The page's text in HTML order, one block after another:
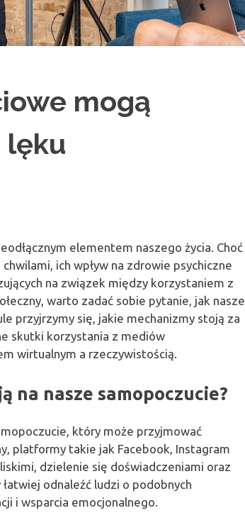
mogą
lęku
elementem naszego życia. Choć
ich wpływ na zdrowie psychiczne
na związek między korzystaniem z
warto zadać sobie pytanie, jak nasze
przyjrzymy się, jakie mechanizmy stoją za
skutki korzystania z mediów
wirtualnym a rzeczywistością.
na nasze samopoczucie?
który może przyjmować
platformy takie jak Facebook, Instagram
dzielenie się doświadczeniami oraz
odnaleźć ludzi o podobnych
i wsparcia emocjonalnego.